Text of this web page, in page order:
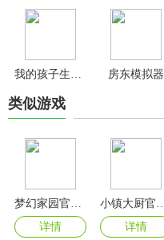
房东模拟器
类似游戏
详情
详情